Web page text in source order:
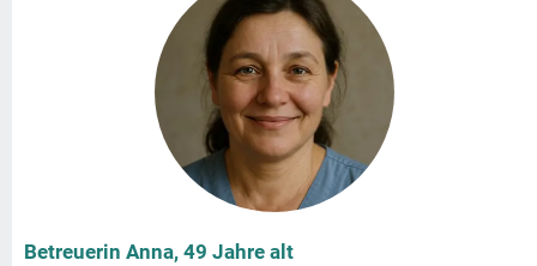
Betreuerin Anna, 49 Jahre alt